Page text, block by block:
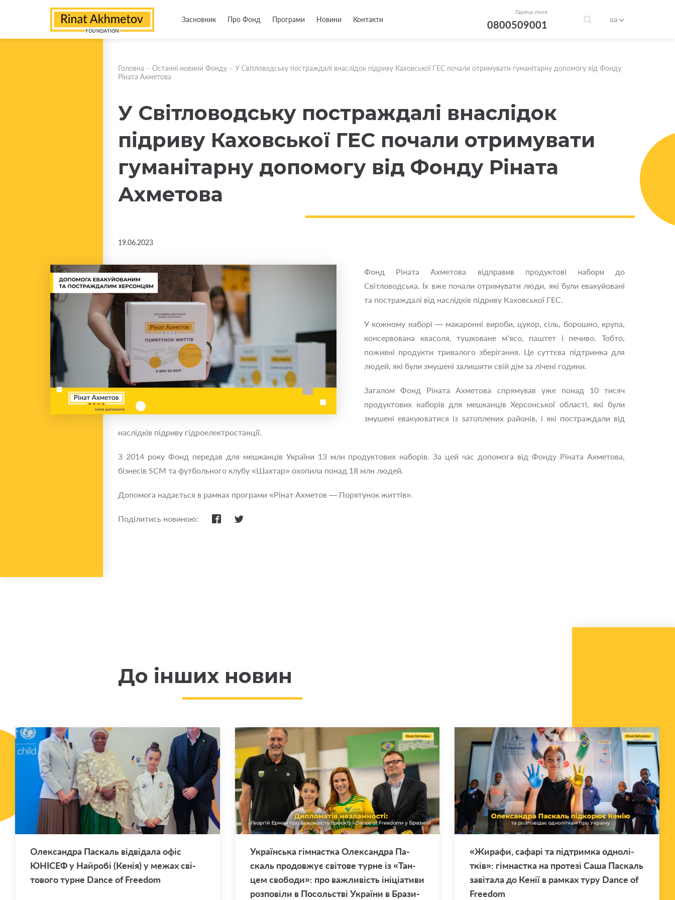
Засновник Про Фонд Програми Новини Контакти
Гаряча лінія
0800509001 ua
Головна - Останні новини Фонду - У Світловодську постраждалі внаслідок підриву Каховської ГЕС почали отримувати гуманітарну допомогу від Фонду
Ріната Ахметова
У Світловодську постраждалі внаслідок
підриву Каховської ГЕС почали отримувати
гуманітарну допомогу від Фонду Ріната
Ахметова
19.06.2023
Фонд Ріната Ахметова відправив продуктові набори до
Світловодська. Їх вже почали отримувати люди, які були евакуйовані
та постраждалі від наслідків підриву Каховської ГЕС.
У кожному наборі — макаронні вироби, цукор, сіль, борошно, крупа,
консервована квасоля, тушковане м‘ясо, паштет і печиво. Тобто,
поживні продукти тривалого зберігання. Це суттєва підтримка для
людей, які були змушені залишити свій дім за лічені години.
Загалом Фонд Ріната Ахметова спрямував уже понад 10 тисяч
продуктових наборів для мешканців Херсонської області, які були
змушені евакуюватися із затоплених районів, і які постраждали від
наслідків підриву гідроелектростанції.
З 2014 року Фонд передав для мешканців України 13 млн продуктових наборів. За цей час допомога від Фонду Ріната Ахметова,
бізнесів SCM та футбольного клубу «Шахтар» охопила понад 18 млн людей.
Допомога надається в рамках програми «Рінат Ахметов — Порятунок життів».
Поділитись новиною:
До інших новин
Оле­ксан­дра Па­скаль від­ві­да­ла офіс
ЮНІ­СЕФ у Най­ро­бі (Кенія) у межах сві­
то­во­го турне Dance of Freedom
Укра­їн­ська гім­нас­тка Оле­ксан­дра Па­
скаль про­дов­жує сві­то­ве турне із «Тан­
цем сво­бо­ди»: про ва­жли­вість іні­ці­а­ти­ви
роз­по­ві­ли в По­соль­стві Укра­ї­ни в Бра­зи­
«Жи­ра­фи, са­фа­рі та під­трим­ка одно­лі­
тків»: гім­нас­тка на про­те­зі Саша Па­скаль
за­ві­та­ла до Кенії в рам­ках туру Dance of
Freedom